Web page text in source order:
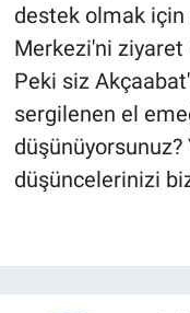
destek olmak
Merkezi'ni ziyaret
Peki siz
sergilenen el
düşünüyorsunuz?
düşüncelerinizi